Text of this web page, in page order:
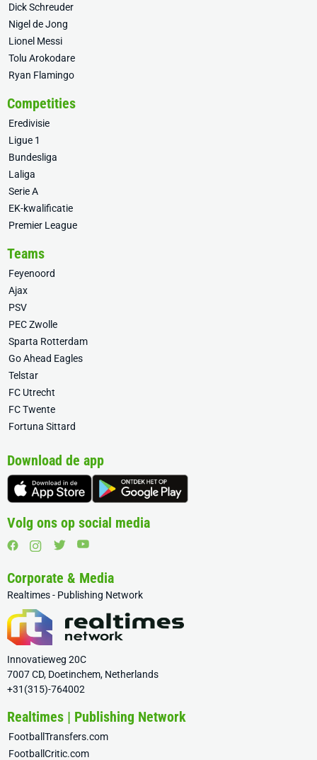
Dick Schreuder
Nigel de Jong
Lionel Messi
Tolu Arokodare
Ryan Flamingo
Competities
Eredivisie
Ligue 1
Bundesliga
Laliga
Serie A
EK-kwalificatie
Premier League
Teams
Feyenoord
Ajax
PSV
PEC Zwolle
Sparta Rotterdam
Go Ahead Eagles
Telstar
FC Utrecht
FC Twente
Fortuna Sittard
Download de app
Volg ons op social media
Corporate & Media
Realtimes - Publishing Network
Innovatieweg 20C
7007 CD, Doetinchem, Netherlands
+31(315)-764002
Realtimes | Publishing Network
FootballTransfers.com
FootballCritic.com